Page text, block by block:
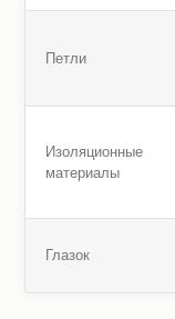
Петли
Изоляционные
материалы
Глазок